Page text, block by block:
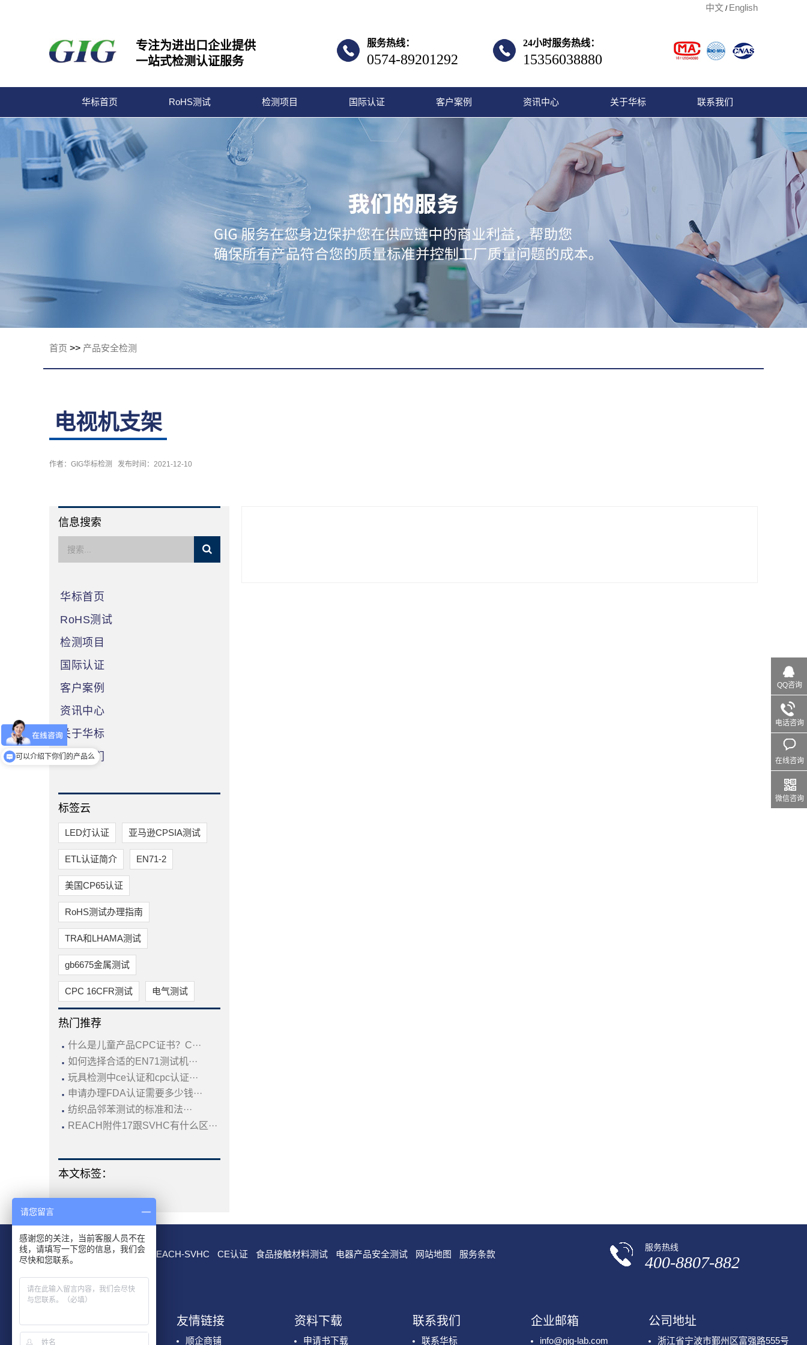
中文 / English
宁波华标检测有
专注为进出口企业提供
一站式检测认证服务
服务热线：
0574-89201292
24小时服务热线：
15356038880
华标首页 RoHS测试 检测项目 国际认证 客户案例 资讯中心 关于华标 联系我们
首页 >> 产品安全检测
电视机支架
作者：GIG华标检测 发布时间：2021-12-10
信息搜索
华标首页
RoHS测试
检测项目
国际认证
客户案例
资讯中心
关于华标
联系我们
标签云
LED灯认证 亚马逊CPSIA测试
ETL认证简介 EN71-2
美国CP65认证
RoHS测试办理指南
TRA和LHAMA测试
gb6675金属测试
CPC 16CFR测试 电气测试
热门推荐
· 什么是儿童产品CPC证书？C···
· 如何选择合适的EN71测试机···
· 玩具检测中ce认证和cpc认证···
· 申请办理FDA认证需要多少钱···
· 纺织品邻苯测试的标准和法···
· REACH附件17跟SVHC有什么区···
本文标签：
RoHS测试 EN 71测试 REACH-SVHC CE认证 食品接触材料测试 电器产品安全测试 网站地图 服务条款
服务热线
400-8807-882
友情链接
顺企商铺
资料下载
申请书下载
联系我们
联系华标
企业邮箱
info@gig-lab.com
公司地址
浙江省宁波市鄞州区富强路555号
QQ咨询
电话咨询
在线咨询
微信咨询
可以介绍下你们的产品么
你们是怎么收费的呢
请您留言
感谢您的关注，当前客服人员不在
线，请填写一下您的信息，我们会
尽快和您联系。